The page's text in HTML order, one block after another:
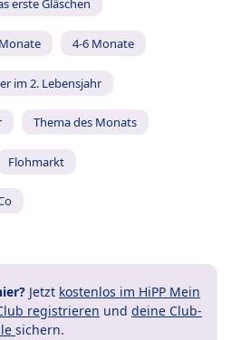
erste Gläschen
4-6 Monate
im 2. Lebensjahr
Thema des Monats
Flohmarkt
Jetzt kostenlos im HiPP Mein
registrieren und deine Club-
sichern.